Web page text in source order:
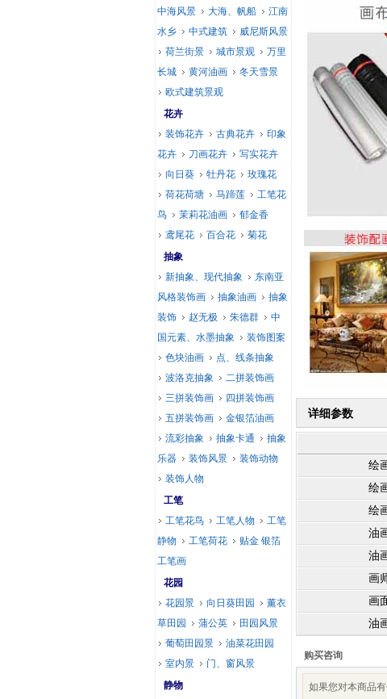
详细参数
绘
绘
绘
油
油
画
画
油
购买咨询
如果您对本商品
中海风景
大海、帆船
江南
水乡
中式建筑
威尼斯风景
荷兰街景
城市景观
万里
长城
黄河油画
冬天雪景
欧式建筑景观
花卉
装饰花卉
古典花卉
印象
花卉
刀画花卉
写实花卉
向日葵
牡丹花
玫瑰花
荷花荷塘
马蹄莲
工笔花
鸟
茉莉花油画
郁金香
鸢尾花
百合花
菊花
抽象
新抽象、现代抽象
东南亚
风格装饰画
抽象油画
抽象
装饰
赵无极 朱德群
中
国元素、水墨抽象
装饰图案
色块油画
点、线条抽象
波洛克抽象
二拼装饰画
三拼装饰画
四拼装饰画
五拼装饰画
金银箔油画
流彩抽象
抽象卡通
抽象
乐器
装饰风景
装饰动物
装饰人物
工笔
工笔花鸟
工笔人物
工笔
静物
工笔荷花
贴金 银箔
工笔画
花园
花园景
向日葵田园
薰衣
草田园
蒲公英
田园风景
葡萄田园景
油菜花田园
室内景
门、窗风景
静物